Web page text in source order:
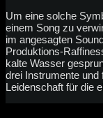
Um eine solche
einem Song zu
im angesagten
Produktions-
kalte Wasser
drei Instrumente
Leidenschaft für die